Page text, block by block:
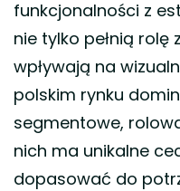
funkcjonalności z
nie tylko pełnią rolę
wpływają na
polskim rynku
segmentowe,
nich ma unikalne
dopasować do